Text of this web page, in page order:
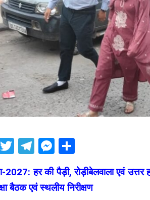
Twitter
Telegram
Messenger
हर की पैड़ी, रोड़ीबेलवाला एवं उत्तर
बैठक एवं स्थलीय निरीक्षण